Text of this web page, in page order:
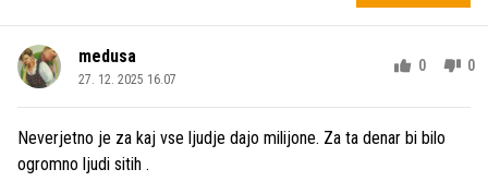
medusa
27. 12. 2025 16.07
0 0
Neverjetno je za kaj vse ljudje dajo milijone. Za ta denar bi bilo
ogromno ljudi sitih .